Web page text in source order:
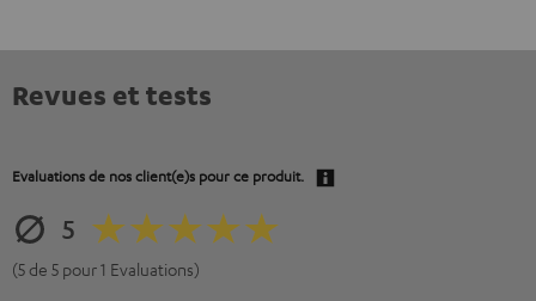
Revues et tests
Evaluations de nos client(e)s pour ce produit.
5
(5 de 5 pour 1 Evaluations)